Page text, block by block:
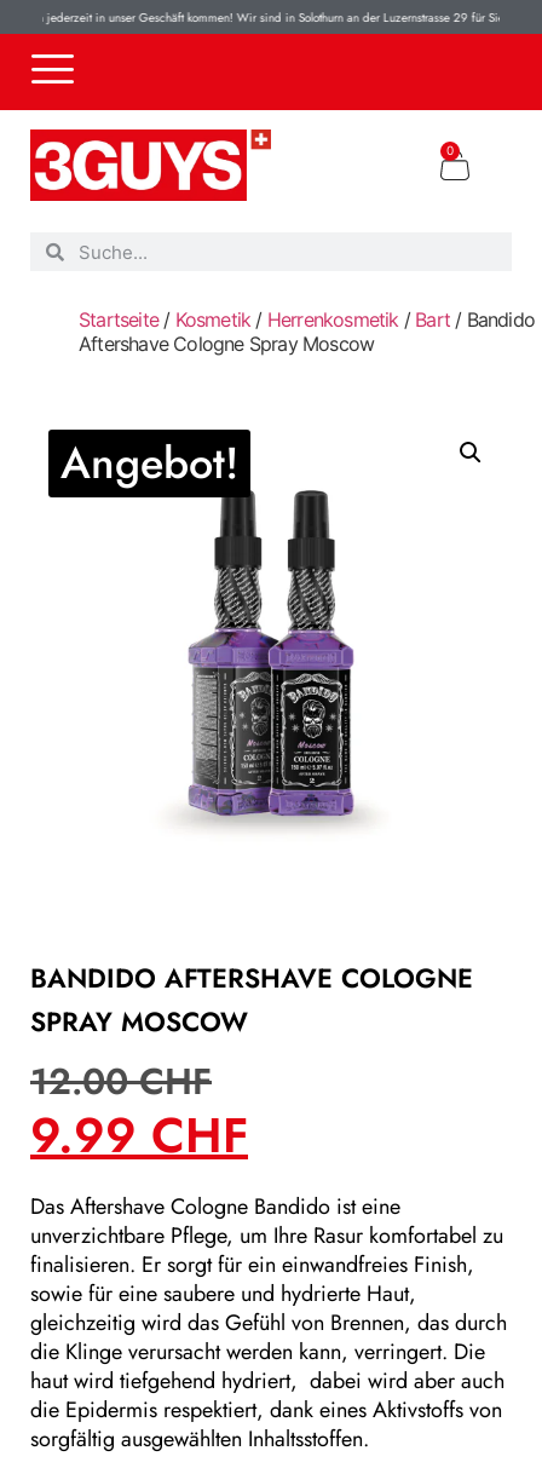
jederzeit in unser Geschäft kommen! Wir sind in Solothurn an der Luzernstrasse 29 für Sie da!
0
Startseite/ Kosmetik/ Herrenkosmetik/ Bart / Bandido
Aftershave Cologne Spray Moscow
Angebot!
BANDIDO AFTERSHAVE COLOGNE
SPRAY MOSCOW
12.00CHF
9.99CHF
Das Aftershave Cologne Bandido ist eine
unverzichtbare Pflege, um Ihre Rasur komfortabel zu
finalisieren. Er sorgt für ein einwandfreies Finish,
sowie für eine saubere und hydrierte Haut,
gleichzeitig wird das Gefühl von Brennen, das durch
die Klinge verursacht werden kann, verringert. Die
haut wird tiefgehend hydriert, dabei wird aber auch
die Epidermis respektiert, dank eines Aktivstoffs von
sorgfältig ausgewählten Inhaltsstoffen.